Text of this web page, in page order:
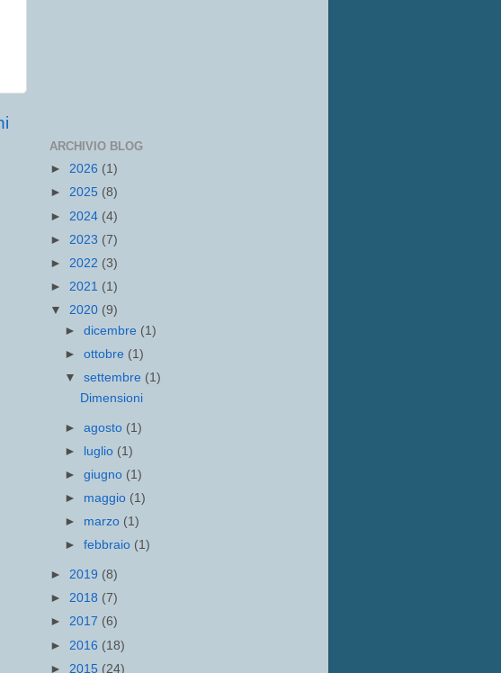
ARCHIVIO BLOG
► 2026 (1)
► 2025 (8)
► 2024 (4)
► 2023 (7)
► 2022 (3)
► 2021 (1)
▼ 2020 (9)
►dicembre (1)
►ottobre (1)
▼settembre (1)
Dimensioni
►agosto (1)
►
luglio (1)
►giugno (1)
► maggio (1)
► marzo (1)
►febbraio (1)
► 2019 (8)
► 2018 (7)
► 2017 (6)
► 2016 (18)
► 2015 (24)